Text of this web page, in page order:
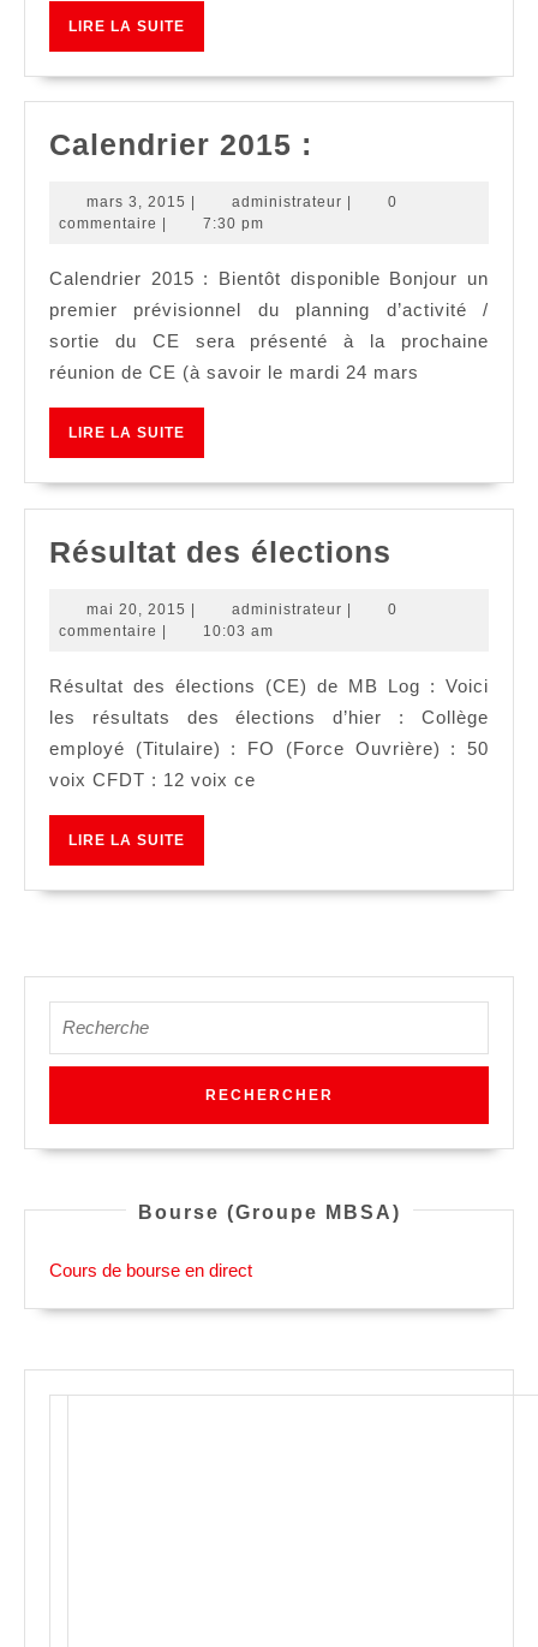
LIRE LA SUITE
Calendrier 2015 :
:
mars 3, 2015 mars
administrateur administrateur
0
commentaire
7:30 pm
Calendrier 2015 : Bientôt disponible Bonjour un
premier prévisionnel du planning d’activité /
sortie du CE sera présenté à la prochaine
réunion de CE (à savoir le mardi 24 mars
LIRE LA SUITE
Résultat des élections
élections
mai 20, 2015 mai
20,
| administrateur administrateur
|
0
commentaire | 10:03 am
Résultat des élections (CE) de MB Log : Voici
les résultats des élections d’hier : Collège
employé (Titulaire) : FO (Force Ouvrière) : 50
voix CFDT : 12 voix ce
LIRE LA SUITE
for:
Bourse (Groupe MBSA)
Cours de bourse en direct